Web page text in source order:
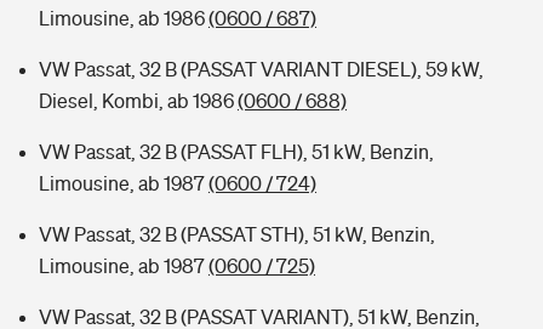
Limousine, ab 1986(0600 / 687)
VW Passat, 32 B (PASSAT VARIANT DIESEL), 59 kW,
Diesel, Kombi, ab 1986(0600 / 688)
VW Passat, 32 B (PASSAT FLH), 51 kW, Benzin,
Limousine, ab 1987(0600 / 724)
VW Passat, 32 B (PASSAT STH), 51 kW, Benzin,
Limousine, ab 1987(0600 / 725)
VW Passat, 32 B (PASSAT VARIANT), 51 kW, Benzin,